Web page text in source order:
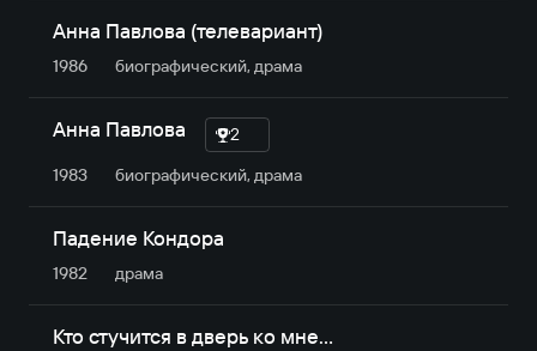
Анна Павлова (телевариант)
1986 биографический, драма
Анна Павлова
2
1983
биографический, драма
Падение Кондора
1982 драма
Кто стучится в дверь ко мне…